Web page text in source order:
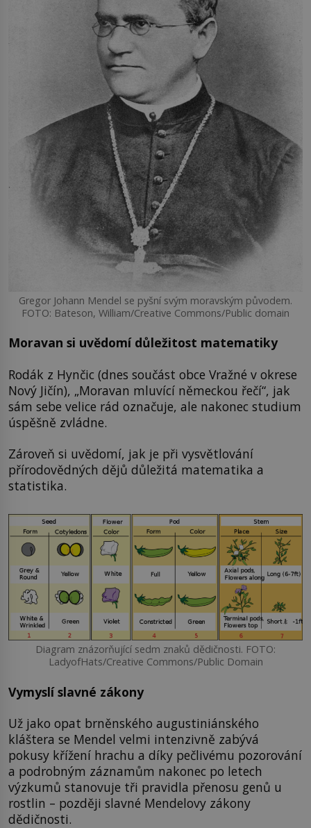
Gregor Johann Mendel se pyšní svým moravským původem.
FOTO: Bateson, William/Creative Commons/Public domain
Moravan si uvědomí důležitost matematiky
Rodák z Hynčic (dnes součást obce Vražné v okrese
Nový Jičín), „Moravan mluvící německou řečí“, jak
sám sebe velice rád označuje, ale nakonec studium
úspěšně zvládne.
Zároveň si uvědomí, jak je při vysvětlování
přírodovědných dějů důležitá matematika a
statistika.
Diagram znázorňující sedm znaků dědičnosti. FOTO:
LadyofHats/Creative Commons/Public Domain
Vymyslí slavné zákony
Už jako opat brněnského augustiniánského
kláštera se Mendel velmi intenzivně zabývá
pokusy křížení hrachu a díky pečlivému pozorování
a podrobným záznamům nakonec po letech
výzkumů stanovuje tři pravidla přenosu genů u
rostlin – později slavné Mendelovy zákony
dědičnosti.